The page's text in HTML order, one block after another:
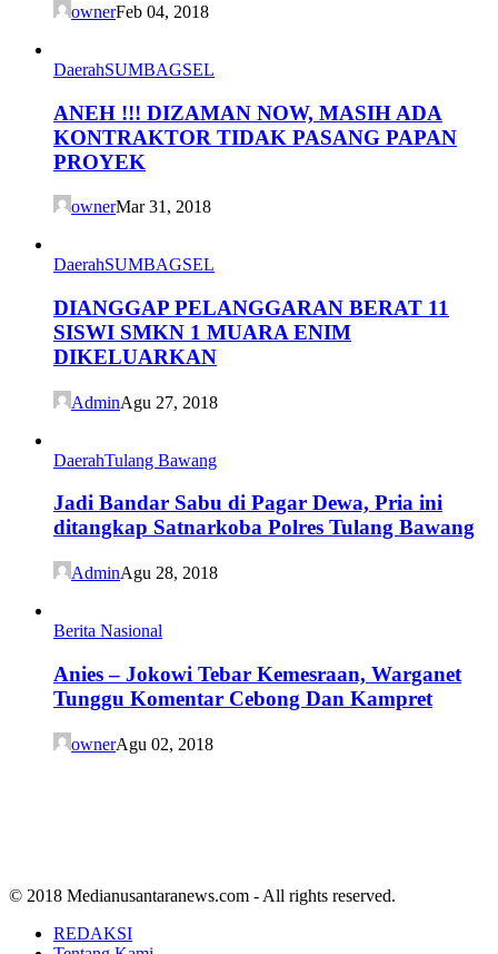
ownerFeb 04, 2018
DaerahSUMBAGSEL
ANEH !!! DIZAMAN NOW, MASIH ADA
KONTRAKTOR TIDAK PASANG PAPAN
PROYEK
ownerMar 31, 2018
DaerahSUMBAGSEL
DIANGGAP PELANGGARAN BERAT 11
SISWI SMKN 1 MUARA ENIM
DIKELUARKAN
AdminAgu 27, 2018
DaerahTulang Bawang
Jadi Bandar Sabu di Pagar Dewa, Pria ini
ditangkap Satnarkoba Polres Tulang Bawang
AdminAgu 28, 2018
Berita Nasional
Anies – Jokowi Tebar Kemesraan, Warganet
Tunggu Komentar Cebong Dan Kampret
ownerAgu 02, 2018
© 2018 Medianusantaranews.com - All rights reserved.
REDAKSI